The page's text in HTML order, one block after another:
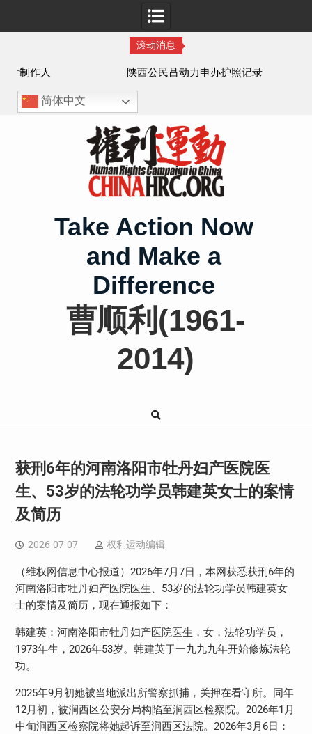
滚动消息
陕西公民吕动力申办护照记录
简体中文
Take Action Now
and Make a
Difference
曹顺利(1961-
2014)
获刑6年的河南洛阳市牡丹妇产医院医
生、53岁的法轮功学员韩建英女士的案情
及简历
2026-07-07 权利运动编辑
（维权网信息中心报道） 2026年7月7日，本网获悉获刑 6年的
河南洛阳市牡丹妇产医院医生、 53岁的法轮功学员韩建英女
士的案情及简历，现在通报如下：
韩建英：河南洛阳市牡丹妇产医院医生，女，法轮功学员，
1973年生， 2026年53岁。韩建英于一九九九年开始修炼法轮
功。
2025年9月初她被当地派出所警察抓捕，关押在看守所。同年
12月初，被涧西区公安分局构陷至涧西区检察院。 2026年1 月
中旬涧西区检察院将她起诉至涧西区法院。 2026年3月 6日：